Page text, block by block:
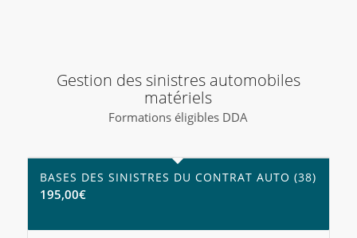
Gestion des sinistres automobiles
matériels
Formations éligibles DDA
BASES DES SINISTRES DU CONTRAT AUTO (38)
195,00€